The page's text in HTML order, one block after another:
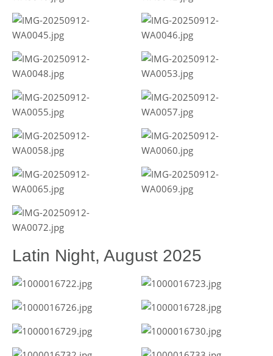
Latin Night, August 2025